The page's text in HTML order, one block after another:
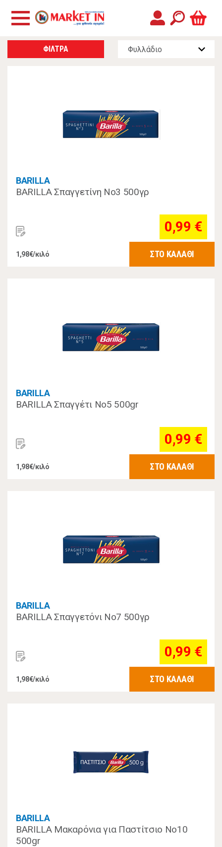
ΦΙΛΤΡΑ
BARILLA
BARILLA Σπαγγετίνη Νο3 500γρ
0,99 €
1,98€/κιλό ΣΤΟ ΚΑΛΑΘΙ
BARILLA
BARILLA Σπαγγέτι Νο5 500gr
0,99 €
1,98€/κιλό ΣΤΟ ΚΑΛΑΘΙ
BARILLA
BARILLA Σπαγγετόνι No7 500γρ
0,99 €
1,98€/κιλό ΣΤΟ ΚΑΛΑΘΙ
BARILLA
BARILLA Μακαρόνια για Παστίτσιο Νο10
500gr